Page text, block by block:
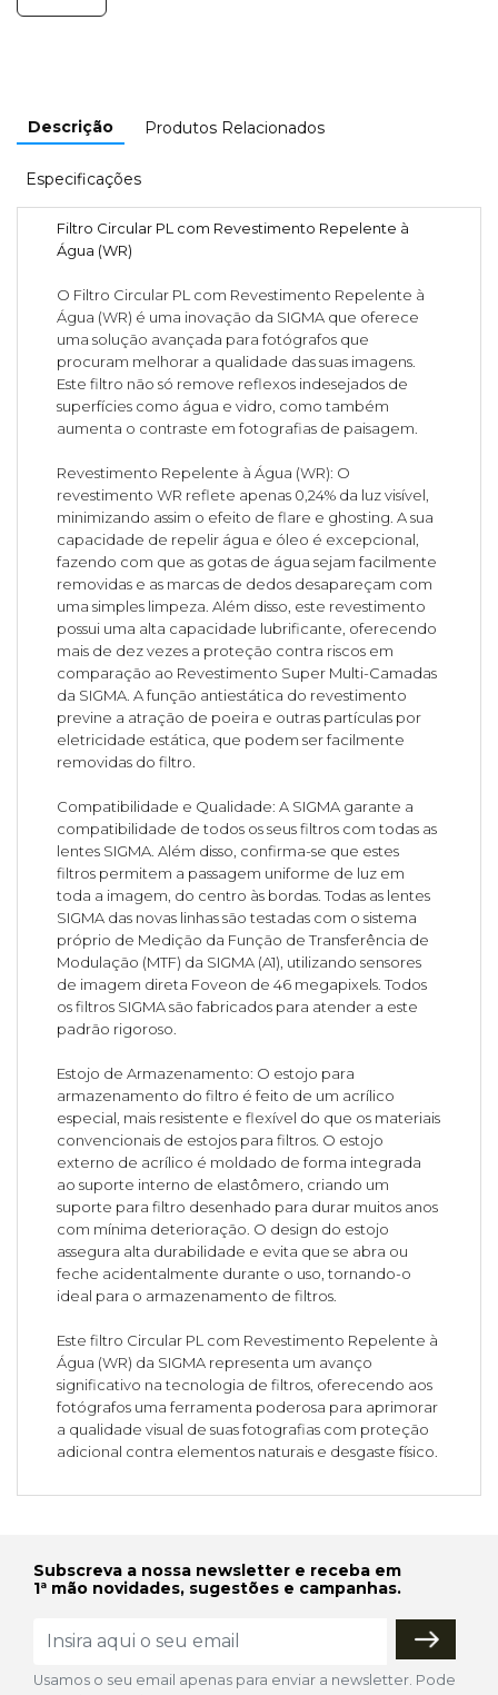
Descrição Produtos Relacionados
Especificações
Filtro Circular PL com Revestimento Repelente à
Água (WR)
O Filtro Circular PL com Revestimento Repelente à
Água (WR) é uma inovação da SIGMA que oferece
uma solução avançada para fotógrafos que
procuram melhorar a qualidade das suas imagens.
Este filtro não só remove reflexos indesejados de
superfícies como água e vidro, como também
aumenta o contraste em fotografias de paisagem.
Revestimento Repelente à Água (WR): O
revestimento WR reflete apenas 0,24% da luz visível,
minimizando assim o efeito de flare e ghosting. A sua
capacidade de repelir água e óleo é excepcional,
fazendo com que as gotas de água sejam facilmente
removidas e as marcas de dedos desapareçam com
uma simples limpeza. Além disso, este revestimento
possui uma alta capacidade lubrificante, oferecendo
mais de dez vezes a proteção contra riscos em
comparação ao Revestimento Super Multi-Camadas
da SIGMA. A função antiestática do revestimento
previne a atração de poeira e outras partículas por
eletricidade estática, que podem ser facilmente
removidas do filtro.
Compatibilidade e Qualidade: A SIGMA garante a
compatibilidade de todos os seus filtros com todas as
lentes SIGMA. Além disso, confirma-se que estes
filtros permitem a passagem uniforme de luz em
toda a imagem, do centro às bordas. Todas as lentes
SIGMA das novas linhas são testadas com o sistema
próprio de Medição da Função de Transferência de
Modulação (MTF) da SIGMA (A1), utilizando sensores
de imagem direta Foveon de 46 megapixels. Todos
os filtros SIGMA são fabricados para atender a este
padrão rigoroso.
Estojo de Armazenamento: O estojo para
armazenamento do filtro é feito de um acrílico
especial, mais resistente e flexível do que os materiais
convencionais de estojos para filtros. O estojo
externo de acrílico é moldado de forma integrada
ao suporte interno de elastômero, criando um
suporte para filtro desenhado para durar muitos anos
com mínima deterioração. O design do estojo
assegura alta durabilidade e evita que se abra ou
feche acidentalmente durante o uso, tornando-o
ideal para o armazenamento de filtros.
Este filtro Circular PL com Revestimento Repelente à
Água (WR) da SIGMA representa um avanço
significativo na tecnologia de filtros, oferecendo aos
fotógrafos uma ferramenta poderosa para aprimorar
a qualidade visual de suas fotografias com proteção
adicional contra elementos naturais e desgaste físico.
Subscreva a nossa newsletter e receba em
1ª mão novidades, sugestões e campanhas.
Usamos o seu email apenas para enviar a newsletter. Pode